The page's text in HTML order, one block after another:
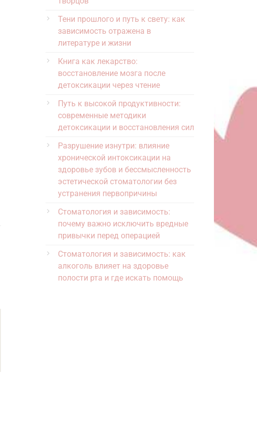
Тени прошлого и путь к свету: как
зависимость отражена в
литературе и жизни
Книга как лекарство:
восстановление мозга после
детоксикации через чтение
Путь к высокой продуктивности:
современные методики
детоксикации и восстановления сил
Разрушение изнутри: влияние
хронической интоксикации на
здоровье зубов и бессмысленность
эстетической стоматологии без
устранения первопричины
Стоматология и зависимость:
почему важно исключить вредные
привычки перед операцией
Стоматология и зависимость: как
алкоголь влияет на здоровье
полости рта и где искать помощь